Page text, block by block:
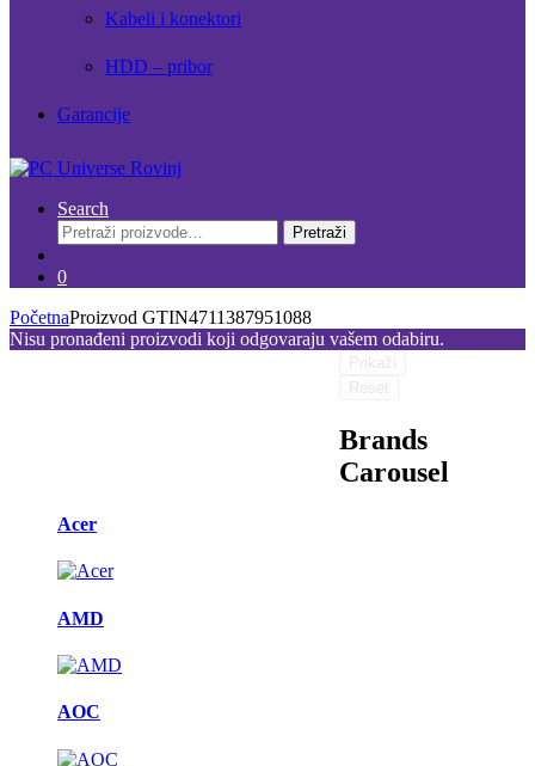
Kabeli i konektori
HDD – pribor
Garancije
Search
Pretraži:
Pretraži
0
PočetnaProizvod GTIN4711387951088
Nisu pronađeni proizvodi koji odgovaraju vašem odabiru.
Brands
Carousel
Acer
AMD
AOC